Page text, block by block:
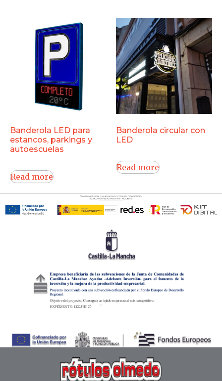
Banderola LED para
estancos, parkings y
autoescuelas
Read more
Banderola circular con
LED
Read more